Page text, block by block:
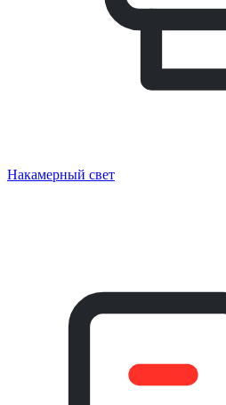
Накамерный свет